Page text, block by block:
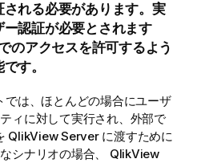
れる必要があります。実
認証が必要とされます
のアクセスを許可するよう
す。
では、ほとんどの場合にユーザ
ィに対して実行され、外部で
QlikView Serverに渡すために
シナリオの場合、 QlikView